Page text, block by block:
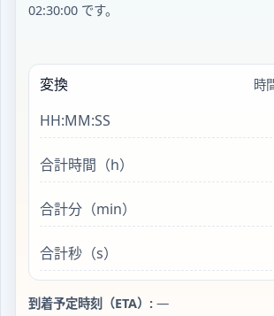
02:30:00 です。
変換 時
HH:MM:SS
合計時間（h）
合計分（min）
合計秒（s）
到着予定時刻（ETA）: —